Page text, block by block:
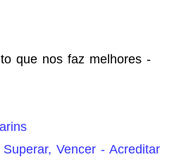
que nos faz melhores -
Vencer - Acreditar